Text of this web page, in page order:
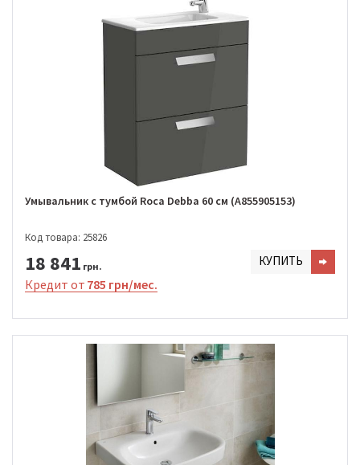
Умывальник с тумбой Roca Debba 60 см (A855905153)
Код товара: 25826
18 841 грн. КУПИТЬ
Кредит от 785 грн/мес.